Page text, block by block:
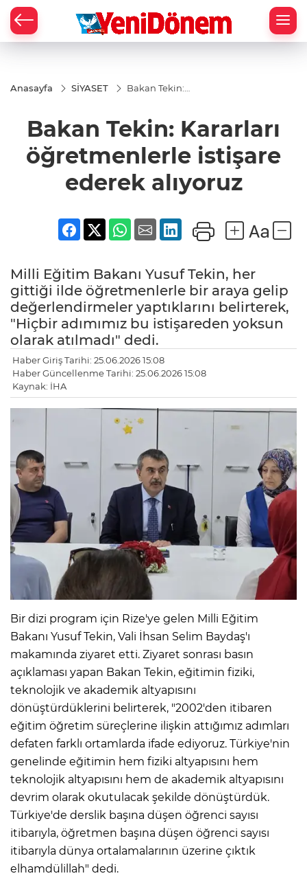
Anasayfa SİYASET
Bakan Tekin:
istişare ederek
alıyoruz
Bakan Tekin: Kararları
öğretmenlerle istişare
ederek alıyoruz
Milli Eğitim Bakanı Yusuf Tekin, her
gittiği ilde öğretmenlerle bir araya gelip
değerlendirmeler yaptıklarını belirterek,
"Hiçbir adımımız bu istişareden yoksun
olarak atılmadı" dedi.
Haber Giriş Tarihi: 25.06.2026 15:08
Haber Güncellenme Tarihi: 25.06.2026 15:08
Kaynak: İHA
Bir dizi program için Rize'ye gelen Milli Eğitim
Bakanı Yusuf Tekin, Vali İhsan Selim Baydaş'ı
makamında ziyaret etti. Ziyaret sonrası basın
açıklaması yapan Bakan Tekin, eğitimin fiziki,
teknolojik ve akademik altyapısını
dönüştürdüklerini belirterek, "2002'den itibaren
eğitim öğretim süreçlerine ilişkin attığımız adımları
defaten farklı ortamlarda ifade ediyoruz. Türkiye'nin
genelinde eğitimin hem fiziki altyapısını hem
teknolojik altyapısını hem de akademik altyapısını
devrim olarak okutulacak şekilde dönüştürdük.
Türkiye'de derslik başına düşen öğrenci sayısı
itibarıyla, öğretmen başına düşen öğrenci sayısı
itibarıyla dünya ortalamalarının üzerine çıktık
elhamdülillah" dedi.